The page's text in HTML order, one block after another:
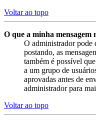
Voltar ao topo
O que a minha mensagem
O administrador pode
postando, as
também é possível
a um grupo de
aprovadas antes de
administrador para
Voltar ao topo